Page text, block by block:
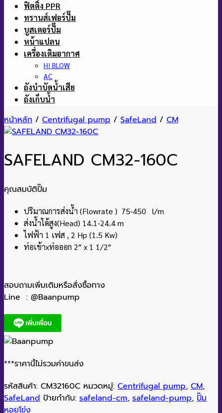
ฟิตติ้ง PPR
ทรานส์เฟอร์ปั๊ม
บูสเตอร์ปั๊ม
หน้าแปลน
เครื่องเติมอากาศ
HI BLOW
AC
ถังบำบัดน้ำเสีย
ถังเก็บน้ำ
หน้าหลัก / Centrifugal pump / SafeLand / CM
SAFELAND CM32-160C
คุณสมบัติปั๊ม
ปริมาณการส่งน้ำ (Flowrate ) 75-450 l/m
ส่งน้ำได้สูง(Head) 14.1-24.4 m
ไฟฟ้า 1 เฟส , 2 Hp (1.5 Kw)
ท่อเข้าxท่อออก 2″ x 1 1/2″
สอบถามเพิ่มเติมหรือสั่งซื้อทาง
Line : @Baanpump
***ราคานี้ไม่รวมค่าขนส่ง
รหัสสินค้า: CM32160C หมวดหมู่: Centrifugal pump, CM,
SafeLand ป้ายกำกับ: safeland-cm, safeland-pump, ปั๊ม
หอยโข่ง